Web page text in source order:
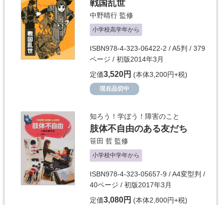
戦国乱世
中野晴行 監修
小学校高学年から
ISBN978-4-323-06422-2 / A5判 / 379
ページ / 初版2014年3月
定価3,520円 (本体3,200円+税)
現在品切中
知ろう！学ぼう！障害のこと
肢体不自由のある友だち
笹田 哲 監修
小学校中学年から
ISBN978-4-323-05657-9 / A4変型判 /
40ページ / 初版2017年3月
定価3,080円 (本体2,800円+税)